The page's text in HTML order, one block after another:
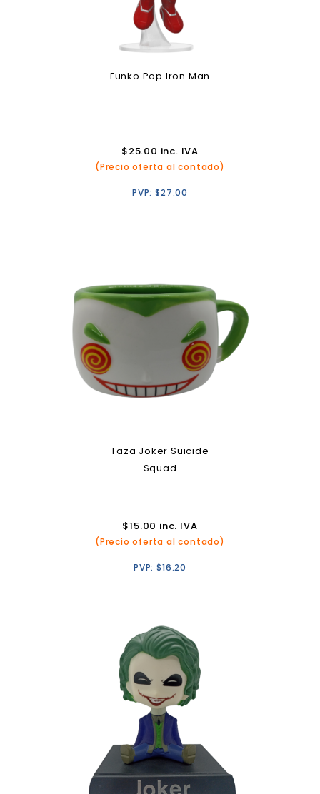
Funko Pop Iron Man
$25.00 inc. IVA
(Precio oferta al contado)
PVP:$27.00
Taza Joker Suicide
Squad
$15.00 inc. IVA
(Precio oferta al contado)
PVP:$16.20